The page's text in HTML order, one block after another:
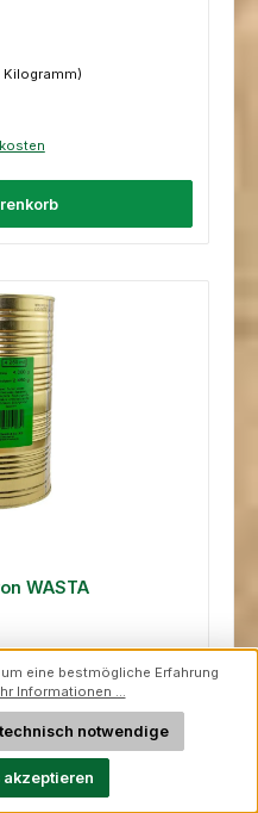
Kilogramm)
WASTA
Kilogramm)
eine bestmögliche Erfahrung
Informationen ...
notwendige
akzeptieren